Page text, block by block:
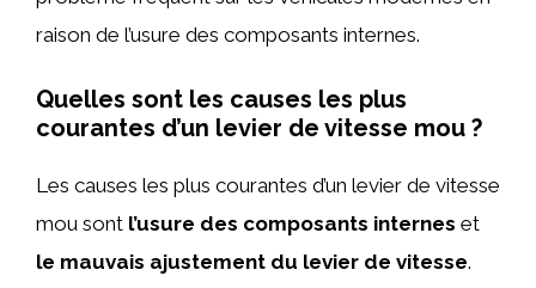
raison de l’usure des composants internes.
Quelles sont les causes les plus
courantes d’un levier de vitesse mou ?
Les causes les plus courantes d’un levier de vitesse
mou sont l’usure des composants internes et
le mauvais ajustement du levier de vitesse.